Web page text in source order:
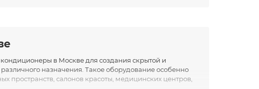
в Москве для создания скрытой и
назначения. Такое оборудование особенно
пространств, салонов красоты, медицинских центров,